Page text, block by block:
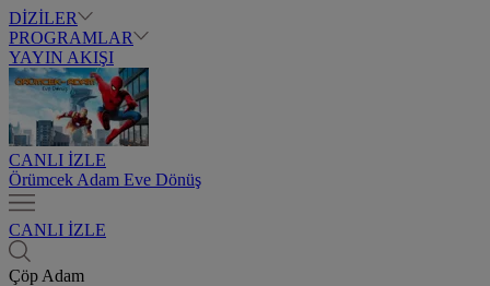
DİZİLER
PROGRAMLAR
YAYIN AKIŞI
CANLI İZLE
Örümcek Adam Eve Dönüş
CANLI İZLE
Çöp Adam